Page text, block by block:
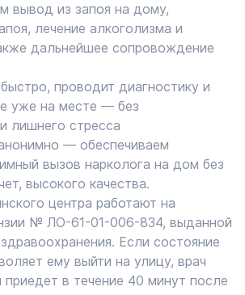
вывод из запоя на дому,
лечение алкоголизма и
дальнейшее сопровождение
проводит диагностику и
уже на месте — без
лишнего стресса
— обеспечиваем
вызов нарколога на дом без
высокого качества.
центра работают на
№ ЛО-61-01-006-834, выданной
Если состояние
ему выйти на улицу, врач
в течение 40 минут после